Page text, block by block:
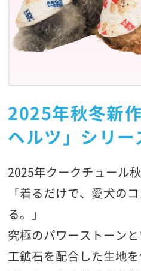
2025年秋冬新
ヘルツ」シリー
2025年クークチュール
「着るだけで、愛犬の
る。」
究極のパワーストーン
工鉱石を配合した生地を